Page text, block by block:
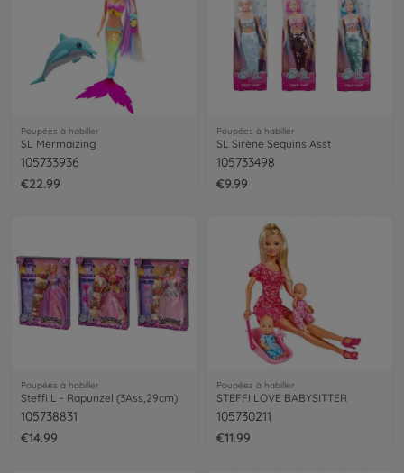
Poupées à habiller
SL Mermaizing
105733936
€22.99
Poupées à habiller
SL Sirène Sequins Asst
105733498
€9.99
Poupées à habiller
Steffi L - Rapunzel (3Ass,29cm)
105738831
€14.99
Poupées à habiller
STEFFI LOVE BABYSITTER
105730211
€11.99